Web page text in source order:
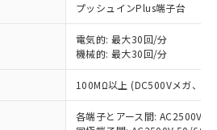
プッシュインPlus端子台
電気的: 最大30回/分
機械的: 最大30回/分
100MΩ以上 (DC500Vメガ、点
各端子とアース間: AC2500V
は、当社制御機器事業取扱
在庫状況および標準価格
供させていただくもので
器事業取扱商品の中には、
の対象外となる商品もある
承ください。
RoHS指令（10物質）の
況を調査中または確認中の
センス料など無形物で、有
のない商品です。
により、非含有部品として
有品と判明した場合などや
質材料含有率が中国RoHSの
材料含有率が中国RoHSの
いることを示します。
れら貴社製品のうち、外国